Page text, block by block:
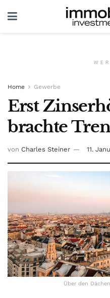
Home Gewerbe
Erst
brachte
von Charles Steiner 11.
Über den